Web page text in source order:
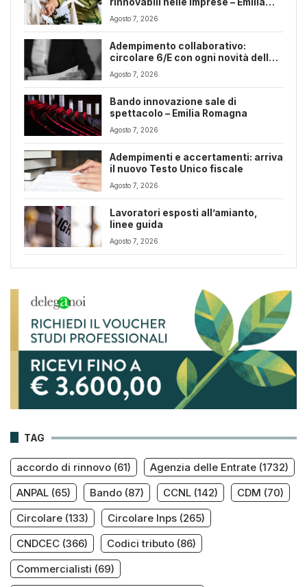
Romagna
Agosto 7, 2026
Adempimento collaborativo:
circolare 6/E con ogni novità della
riforma fiscale
Agosto 7, 2026
Bando innovazione sale di
spettacolo – Emilia Romagna
Agosto 7, 2026
Adempimenti e accertamenti: arriva
il nuovo Testo Unico fiscale
Agosto 7, 2026
Lavoratori esposti all’amianto,
linee guida
Agosto 7, 2026
TAG
accordo di rinnovo (61) Agenzia delle Entrate (1732)
ANPAL (65) Bando (87) CCNL (142) CDM (70)
Circolare (133) Circolare Inps (265)
CNDCEC (366) Codici tributo (86)
Commercialisti (69)